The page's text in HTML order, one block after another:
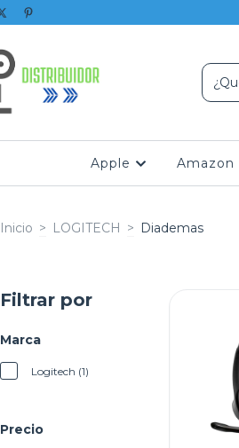
Apple Amazon
Inicio > LOGITECH > Diademas
Filtrar por
Marca
Logitech (1)
Precio